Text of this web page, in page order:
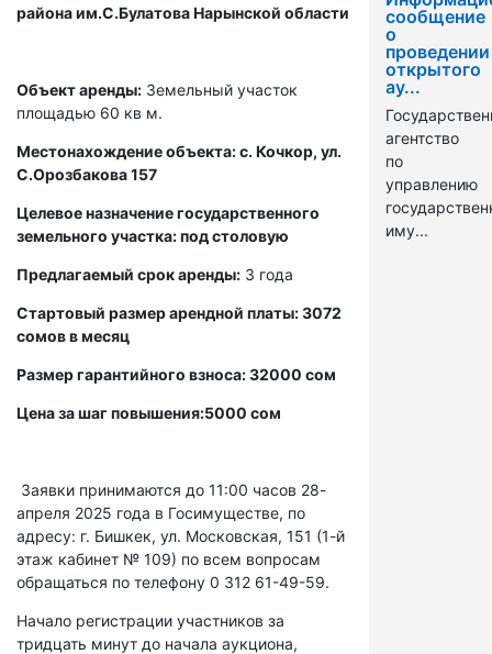
района им.С.Булатова Нарынской области
Объект аренды: Земельный участок
площадью 60 кв м.
Местонахождение объекта: с. Кочкор, ул.
С.Орозбакова 157
Целевое назначение государственного
земельного участка: под столовую
Предлагаемый срок аренды: 3 года
Стартовый размер арендной платы: 3072
сомов в месяц
Размер гарантийного взноса: 32000 сом
Цена за шаг повышения:5000 сом
Заявки принимаются до 11:00 часов 28-
апреля 2025 года в Госимуществе, по
адресу: г. Бишкек, ул. Московская, 151 (1-й
этаж кабинет № 109) по всем вопросам
обращаться по телефону 0 312 61-49-59.
Начало регистрации участников за
тридцать минут до начала аукциона,
сообщение
о
проведении
открытого
ау...
агентство
по
управлению
иму...